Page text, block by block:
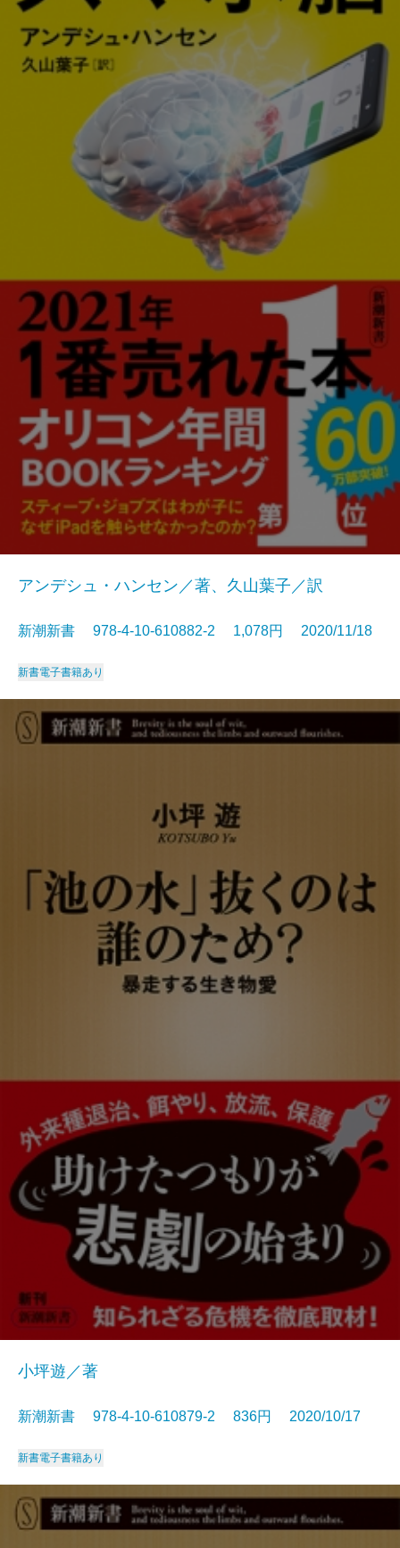
アンデシュ・ハンセン／著、久山葉子／訳
新潮新書 978-4-10-610882-2 1,078円 2020/11/18
新書電子書籍あり
小坪遊／著
新潮新書 978-4-10-610879-2 836円 2020/10/17
新書電子書籍あり